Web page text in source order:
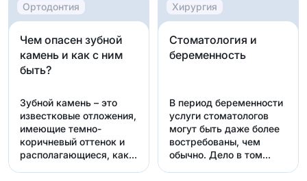
Ортодонтия
Чем опасен зубной
камень и как с ним
быть?
Зубной камень – это
известковые отложения,
имеющие темно-
коричневый оттенок и
располагающиеся, как
Хирургия
Стоматология и
беременность
В период беременности
услуги стоматологов
могут быть даже более
востребованы, чем
обычно. Дело в том...